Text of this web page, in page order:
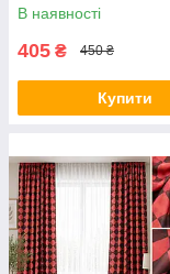
В наявності
405 ₴ 450 ₴
Купити